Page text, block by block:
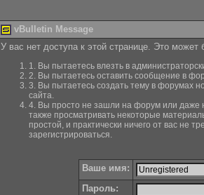
vBulletin Message
У вас нет доступа к этой странице. Это
1. Вы пытаетесь влезть в
2. Вы пытаетесь оставить сообщение в
3. Вы пытаетесь создать тему в форумах
сайта.
4. Вы просто не зашли на форум или даже
также просматривать некоторые
простой, и практически ничего от вас не
зарегистрироваться.
Ваше имя:
Пароль: